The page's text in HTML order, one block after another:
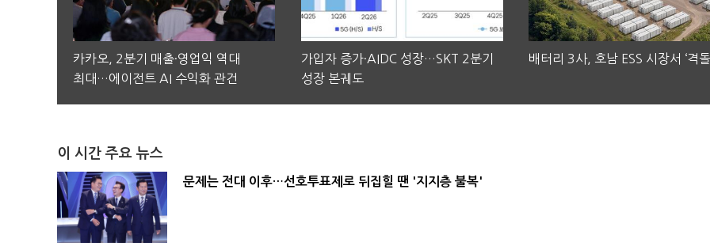
카카오, 2분기 매출·영업익 역대
최대…에이전트 AI 수익화 관건
가입자 증가·AIDC 성장…SKT 2분기
성장 본궤도
배터리 3사, 호남 ESS 시장서 ‘격돌
이 시간 주요 뉴스
문제는 전대 이후…선호투표제로 뒤집힐 땐 '지지층 불복'